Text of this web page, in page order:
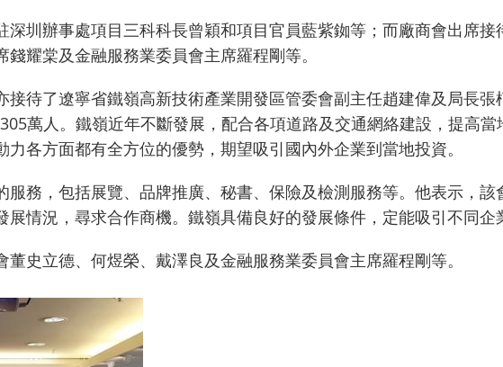
深圳辦事處項目三科科長曾穎和項目官員藍紫銣等；而廠商會出席
耀棠及金融服務業委員會主席羅程剛等。
接待了遼寧省鐵嶺高新技術產業開發區管委會副主任趙建偉及局長
萬人。鐵嶺近年不斷發展，配合各項道路及交通網絡建設，提高
各方面都有全方位的優勢，期望吸引國內外企業到當地投資。
服務，包括展覽、品牌推廣、秘書、保險及檢測服務等。他表示，
情況，尋求合作商機。鐵嶺具備良好的發展條件，定能吸引不同企
史立德、何煜榮、戴澤良及金融服務業委員會主席羅程剛等。